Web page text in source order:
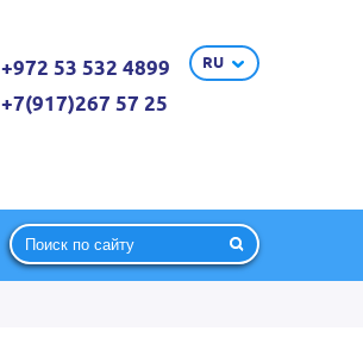
+972 53 532 4899
+7(917)267 57 25
RU